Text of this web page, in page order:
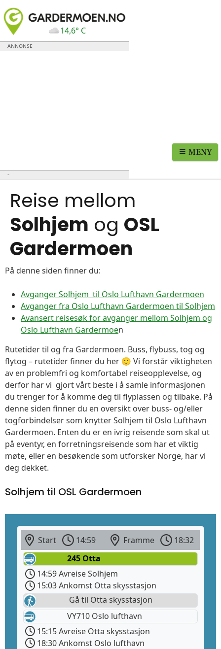
14,6° C
MENY
Reise mellom
Solhjem og OSL
Gardermoen
På denne siden finner du:
Avganger Solhjem til Oslo Lufthavn Gardermoen
Avganger fra Oslo Lufthavn Gardermoen til Solhjem
Avansert reisesøk for avganger mellom Solhjem og
Oslo Lufthavn Gardermoen
Rutetider til og fra Gardermoen. Buss, flybuss, tog og
flytog – rutetider finner du her 🙂 Vi forstår viktigheten
av en problemfri og komfortabel reiseopplevelse, og
derfor har vi gjort vårt beste i å samle informasjonen
du trenger for å komme deg til flyplassen og tilbake. På
denne siden finner du en oversikt over buss- og/eller
togforbindelser som knytter Solhjem til Oslo Lufthavn
Gardermoen. Enten du er en ivrig reisende som skal ut
på eventyr, en forretningsreisende som har et viktig
møte, eller en besøkende som utforsker Norge, har vi
deg dekket.
Solhjem til OSL Gardermoen
Start 14:59 Framme
18:32
245 Otta
14:59 Avreise Solhjem
15:03 Ankomst Otta skysstasjon
Gå til Otta skysstasjon
VY710 Oslo lufthavn
15:15 Avreise Otta skysstasjon
18:30 Ankomst Oslo lufthavn